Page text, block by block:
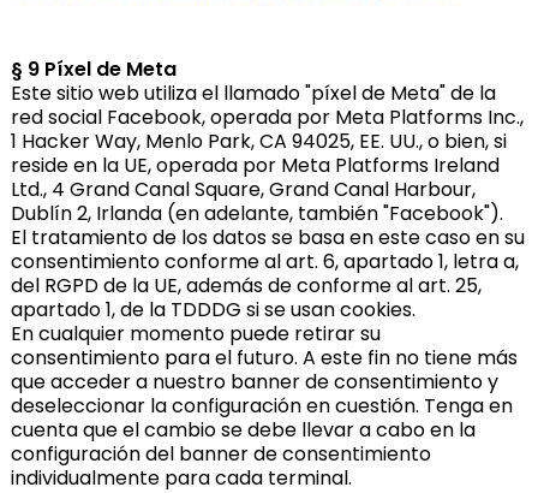
§ 9 Píxel de Meta
Este sitio web utiliza el llamado "píxel de Meta" de la
red social Facebook, operada por Meta Platforms Inc.,
1 Hacker Way, Menlo Park, CA 94025, EE. UU., o bien, si
reside en la UE, operada por Meta Platforms Ireland
Ltd., 4 Grand Canal Square, Grand Canal Harbour,
Dublín 2, Irlanda (en adelante, también "Facebook").
El tratamiento de los datos se basa en este caso en su
consentimiento conforme al art. 6, apartado 1, letra a,
del RGPD de la UE, además de conforme al art. 25,
apartado 1, de la TDDDG si se usan cookies.
En cualquier momento puede retirar su
consentimiento para el futuro. A este fin no tiene más
que acceder a nuestro banner de consentimiento y
deseleccionar la configuración en cuestión. Tenga en
cuenta que el cambio se debe llevar a cabo en la
configuración del banner de consentimiento
individualmente para cada terminal.